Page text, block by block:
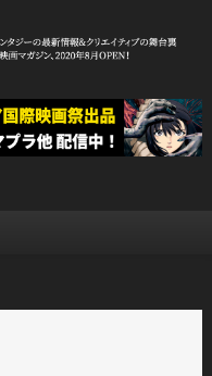
「cowai コ